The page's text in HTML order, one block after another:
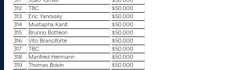
312
TBC
$50.000
313
Eric Yanovsky
$50.000
314
Mustapha Kanit
$50.000
315
Brunno Botteon
$50.000
316
Vito Branciforte
$50.000
317
TBC
$50.000
318
Manfred Hermann
$50.000
319
Thomas Boivin
$50.000